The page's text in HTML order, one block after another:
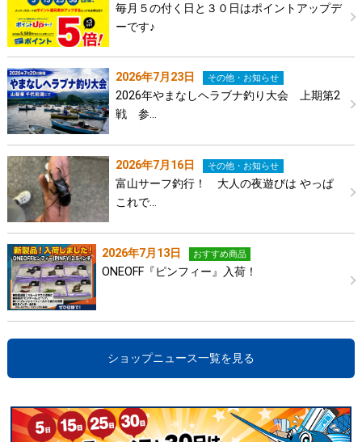
毎月５の付く日と３０日はポイントアップデ
ーです♪
2026年7月23日 その他・お知らせ
2026年やまなしヘラブナ釣り大会 上期第2
戦 参…
2026年7月16日 その他・お知らせ
富山サーフ釣行！ 大人の夜遊びは やっぱ
これで…
2026年7月13日 おすすめ商品
ONEOFF『ピンフィー』入荷！
ショップニュース一覧を見る